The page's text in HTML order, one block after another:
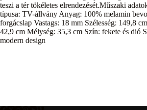
teszi a tér tökéletes elrendezését.Műszaki
típusa: TV-állvány Anyag: 100% melamin
forgácslap Vastags: 18 mm Szélesség: 149,8
42,9 cm Mélység: 35,3 cm Szín: fekete és dió
modern design